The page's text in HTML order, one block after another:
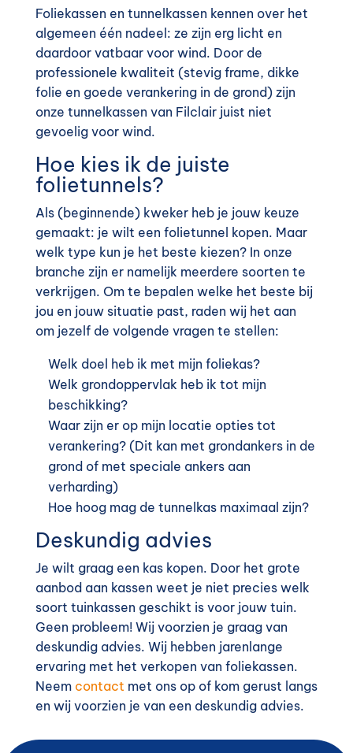
Foliekassen en tunnelkassen kennen over het
algemeen één nadeel: ze zijn erg licht en
daardoor vatbaar voor wind. Door de
professionele kwaliteit (stevig frame, dikke
folie en goede verankering in de grond) zijn
onze tunnelkassen van Filclair juist niet
gevoelig voor wind.
Hoe kies ik de juiste
folietunnels?
Als (beginnende) kweker heb je jouw keuze
gemaakt: je wilt een folietunnel kopen. Maar
welk type kun je het beste kiezen? In onze
branche zijn er namelijk meerdere soorten te
verkrijgen. Om te bepalen welke het beste bij
jou en jouw situatie past, raden wij het aan
om jezelf de volgende vragen te stellen:
Welk doel heb ik met mijn foliekas?
Welk grondoppervlak heb ik tot mijn
beschikking?
Waar zijn er op mijn locatie opties tot
verankering? (Dit kan met grondankers in de
grond of met speciale ankers aan
verharding)
Hoe hoog mag de tunnelkas maximaal zijn?
Deskundig advies
Je wilt graag een kas kopen. Door het grote
aanbod aan kassen weet je niet precies welk
soort tuinkassen geschikt is voor jouw tuin.
Geen probleem! Wij voorzien je graag van
deskundig advies. Wij hebben jarenlange
ervaring met het verkopen van foliekassen.
Neem contact met ons op of kom gerust langs
en wij voorzien je van een deskundig advies.